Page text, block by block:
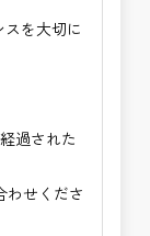
を大切に
過された
わせくださ